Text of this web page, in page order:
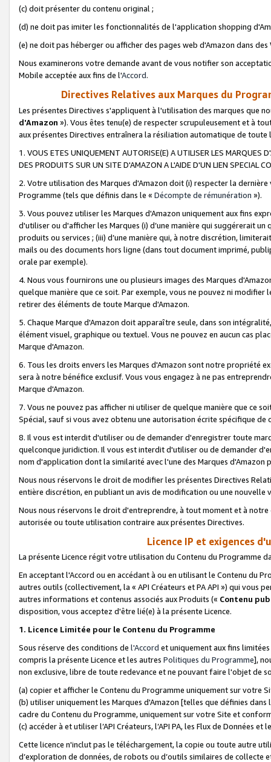
(c) doit présenter du contenu original ;
(d) ne doit pas imiter les fonctionnalités de l'application shopping
(e) ne doit pas héberger ou afficher des pages web d'Amazon dans
Nous examinerons votre demande avant de vous notifier son
Mobile acceptée aux fins de l'Accord.
Directives Relatives aux Marques du
Les présentes Directives s'appliquent à l'utilisation des marques que
d'Amazon »). Vous êtes tenu(e) de respecter scrupuleusement et à
aux présentes Directives entraînera la résiliation automatique de
1. VOUS ETES UNIQUEMENT AUTORISE(E) A UTILISER LES MARQUES
DES PRODUITS SUR UN SITE D'AMAZON A L'AIDE D'UN LIEN SPECIAL
2. Votre utilisation des Marques d'Amazon doit (i) respecter la
Programme (tels que définis dans le « Décompte de rémunération »).
3. Vous pouvez utiliser les Marques d'Amazon uniquement aux fins
d'utiliser ou d'afficher les Marques (i) d’une manière qui suggérerait
produits ou services ; (iii) d’une manière qui, à notre discrétion,
mails ou des documents hors ligne (dans tout document imprimé,
orale par exemple).
4. Nous vous fournirons une ou plusieurs images des Marques
quelque manière que ce soit. Par exemple, vous ne pouvez ni
retirer des éléments de toute Marque d'Amazon.
5. Chaque Marque d'Amazon doit apparaître seule, dans son
élément visuel, graphique ou textuel. Vous ne pouvez en aucun cas
Marque d'Amazon.
6. Tous les droits envers les Marques d'Amazon sont notre propriété
sera à notre bénéfice exclusif. Vous vous engagez à ne pas
Marque d'Amazon.
7. Vous ne pouvez pas afficher ni utiliser de quelque manière que ce
Spécial, sauf si vous avez obtenu une autorisation écrite spécifique de
8. Il vous est interdit d'utiliser ou de demander d'enregistrer toute
quelconque juridiction. Il vous est interdit d'utiliser ou de demander
nom d'application dont la similarité avec l'une des Marques
Nous nous réservons le droit de modifier les présentes Directives
entière discrétion, en publiant un avis de modification ou une nouvelle
Nous nous réservons le droit d'entreprendre, à tout moment et à
autorisée ou toute utilisation contraire aux présentes Directives.
Licence IP et exigences
La présente Licence régit votre utilisation du Contenu du Programme
En acceptant l'Accord ou en accédant à ou en utilisant le Contenu du
autres outils (collectivement, la « API Créateurs et PA API ») qui vous
autres informations et contenus associés aux Produits (« Contenu
disposition, vous acceptez d'être lié(e) à la présente Licence.
1. Licence Limitée pour le Contenu du Programme
Sous réserve des conditions de l'Accord et uniquement aux fins
compris la présente Licence et les autres Politiques du Programme],
non exclusive, libre de toute redevance et ne pouvant faire l'objet de
(a) copier et afficher le Contenu du Programme uniquement sur votre
(b) utiliser uniquement les Marques d'Amazon [telles que définies dans
cadre du Contenu du Programme, uniquement sur votre Site et
(c) accéder à et utiliser l’API Créateurs, l’API PA, les Flux de Données
Cette licence n'inclut pas le téléchargement, la copie ou toute autre
d’exploration de données, de robots ou d’outils similaires de